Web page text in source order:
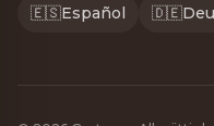
🇪🇸Español 🇩🇪